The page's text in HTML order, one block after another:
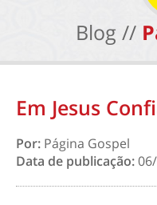
Blog //
Em Jesus
Por: Página Gospel
Data de publicação: